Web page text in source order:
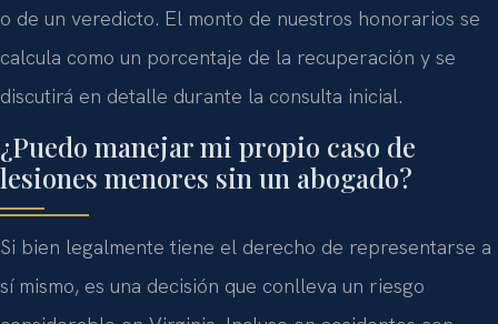
o de un veredicto. El monto de nuestros honorarios se
calcula como un porcentaje de la recuperación y se
discutirá en detalle durante la consulta inicial.
¿Puedo manejar mi propio caso de
lesiones menores sin un abogado?
Si bien legalmente tiene el derecho de representarse a
sí mismo, es una decisión que conlleva un riesgo